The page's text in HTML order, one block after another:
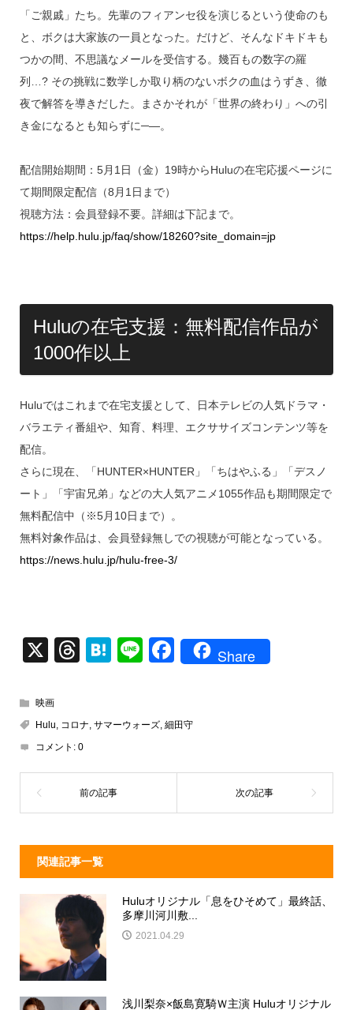
「ご親戚」たち。先輩のフィアンセ役を演じるという使命のも
と、ボクは大家族の一員となった。だけど、そんなドキドキも
つかの間、不思議なメールを受信する。幾百もの数字の羅
列…? その挑戦に数学しか取り柄のないボクの血はうずき、徹
夜で解答を導きだした。まさかそれが「世界の終わり」への引
き金になるとも知らずに─―。
配信開始期間：5月1日（金）19時からHuluの在宅応援ページに
て期間限定配信（8月1日まで）
視聴方法：会員登録不要。詳細は下記まで。
https://help.hulu.jp/faq/show/18260?site_domain=jp
Huluの在宅支援：無料配信作品が
1000作以上
Huluではこれまで在宅支援として、日本テレビの人気ドラマ・
バラエティ番組や、知育、料理、エクササイズコンテンツ等を
配信。
さらに現在、「HUNTER×HUNTER」「ちはやふる」「デスノ
ート」「宇宙兄弟」などの大人気アニメ1055作品も期間限定で
無料配信中（※5月10日まで）。
無料対象作品は、会員登録無しでの視聴が可能となっている。
https://news.hulu.jp/hulu-free-3/
X
T
a
d
s
H
n
Li
F
e
o
Share
映画
Hulu, コロナ, サマーウォーズ, 細田守
コメント: 0
関連記事一覧
Huluオリジナル「息をひそめて」最終話、
多摩川河川敷...
2021.04.29
浅川梨奈×飯島寛騎Ｗ主演 Huluオリジナル